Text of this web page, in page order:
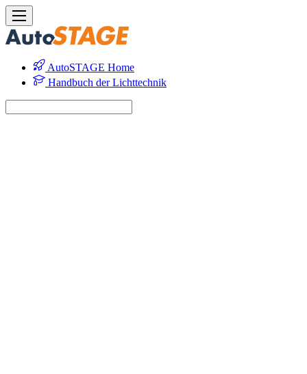
AutoSTAGE Home
Handbuch der Lichttechnik